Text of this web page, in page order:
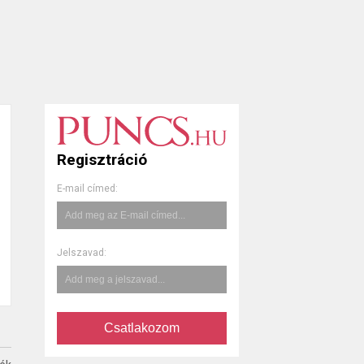
Regisztráció
E-mail címed:
Jelszavad:
Csatlakozom